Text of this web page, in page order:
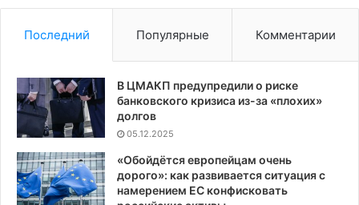
Последний Популярные Комментарии
В ЦМАКП предупредили о риске
банковского кризиса из-за «плохих»
долгов
05.12.2025
«Обойдётся европейцам очень
дорого»: как развивается ситуация с
намерением ЕС конфисковать